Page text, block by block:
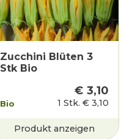
Zucchini Blüten 3
Stk Bio
Bio
€ 3,10
1 Stk. € 3,10
Produkt anzeigen